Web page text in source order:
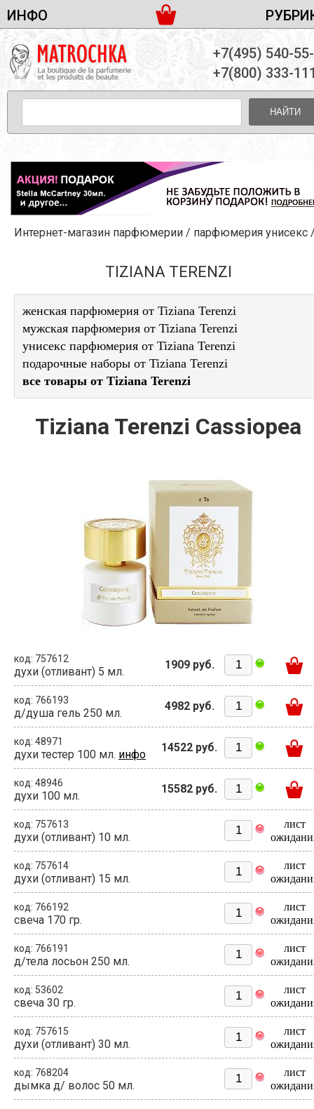
ИНФО
ДОСТАВКА И ОПЛАТА
ПАРТНЕРСТВО
КОНТАКТЫ
ЖЕНСКАЯ ПАРФЮМЕРИЯ
МУЖСКАЯ ПАРФЮМЕРИЯ
УНИСЕКС ПАРФЮМЕРИЯ
ЖЕНСКИЕ НАБОРЫ
МУЖСКИЕ НАБОРЫ
УНИСЕКС НАБОРЫ
УХОД ЗА ЛИЦОМ
УХОД ЗА ТЕЛОМ
ДЕКОРАТИВНАЯ КОСМЕТИКА
+7(495) 540-
+7(800) 333-
НАЙТИ
Интернет-магазин парфюмерии / парфюмерия унисекс
TIZIANA TERENZI
женская парфюмерия от Tiziana Terenzi
мужская парфюмерия от Tiziana Terenzi
унисекс парфюмерия от Tiziana Terenzi
подарочные наборы от Tiziana Terenzi
все товары от Tiziana Terenzi
Tiziana Terenzi Cassiopea
код: 757612
духи (отливант) 5 мл.
1909 руб.
код: 766193
д/душа гель 250 мл.
4982 руб.
код: 48971
духи тестер 100 мл. инфо
14522 руб.
код: 48946
духи 100 мл.
15582 руб.
код: 757613
духи (отливант) 10 мл.
лист
код: 757614
духи (отливант) 15 мл.
лист
код: 766192
свеча 170 гр.
лист
код: 766191
д/тела лосьон 250 мл.
лист
код: 53602
свеча 30 гр.
лист
код: 757615
духи (отливант) 30 мл.
лист
код: 768204
дымка д/ волос 50 мл.
лист